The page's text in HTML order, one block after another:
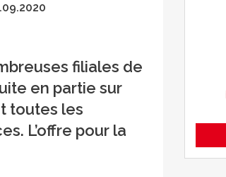
filiales de
en partie sur
toutes les
L’offre pour la